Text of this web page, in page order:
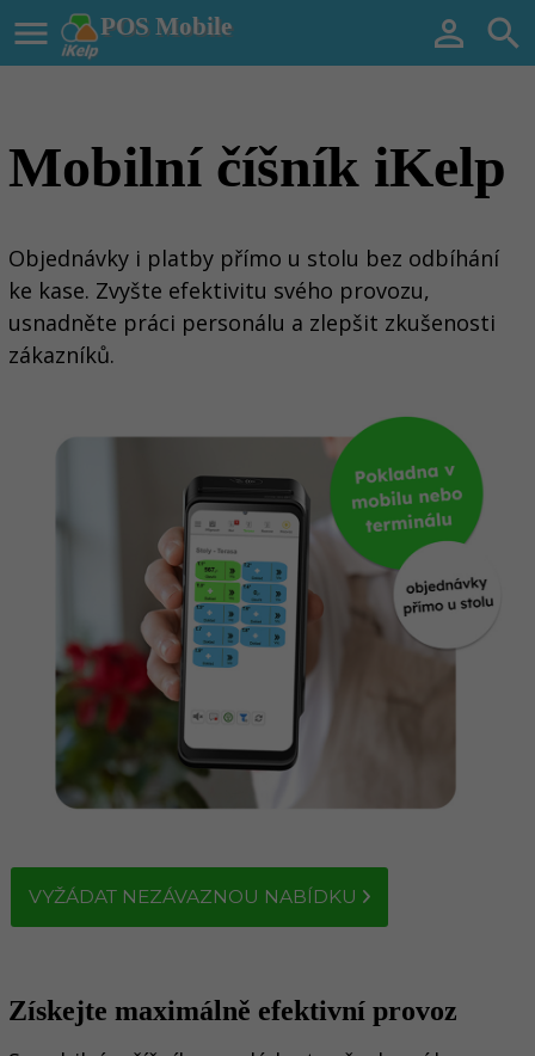
POS Mobile
  
Mobilní číšník iKelp
Objednávky i platby přímo u stolu bez odbíhání
ke kase. Zvyšte efektivitu svého provozu,
usnadněte práci personálu a zlepšit zkušenosti
zákazníků.
VYŽÁDAT NEZÁVAZNOU NABÍDKU
Získejte maximálně efektivní provoz